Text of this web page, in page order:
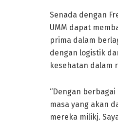
Senada dengan
UMM dapat
prima dalam
dengan logistik
kesehatan dalam
“Dengan
masa yang akan
mereka milikj.